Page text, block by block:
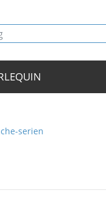
serien